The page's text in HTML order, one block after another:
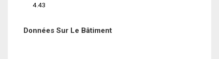
4.43
Données Sur Le Bâtiment